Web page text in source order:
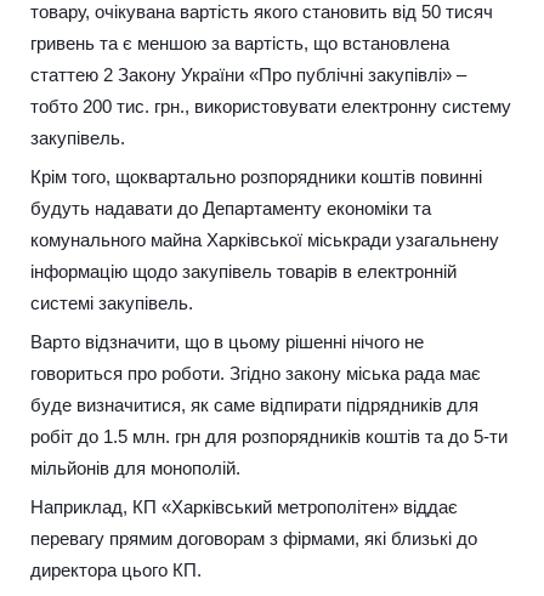
товару, очікувана вартість якого становить від 50 тисяч
гривень та є меншою за вартість, що встановлена
статтею 2 Закону України «Про публічні закупівлі» –
тобто 200 тис. грн., використовувати електронну систему
закупівель.
Крім того, щоквартально розпорядники коштів повинні
будуть надавати до Департаменту економіки та
комунального майна Харківської міськради узагальнену
інформацію щодо закупівель товарів в електронній
системі закупівель.
Варто відзначити, що в цьому рішенні нічого не
говориться про роботи. Згідно закону міська рада має
буде визначитися, як саме відпирати підрядників для
робіт до 1.5 млн. грн для розпорядників коштів та до 5-ти
мільйонів для монополій.
Наприклад, КП «Харківський метрополітен» віддає
перевагу прямим договорам з фірмами, які близькі до
директора цього КП.